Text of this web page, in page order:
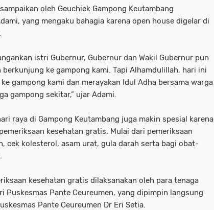
oleh Geuchiek Gampong Keutambang
yang mengaku bahagia karena open house digelar di
istri Gubernur, Gubernur dan Wakil Gubernur pun
berkunjung ke gampong kami. Tapi Alhamdulillah, hari ini
gampong kami dan merayakan Idul Adha bersama warga
gampong sekitar,” ujar Adami.
raya di Gampong Keutambang juga makin spesial karena
kesehatan gratis. Mulai dari pemeriksaan
cek kolesterol, asam urat, gula darah serta bagi obat-
kesehatan gratis dilaksanakan oleh para tenaga
Puskesmas Pante Ceureumen, yang dipimpin langsung
Pante Ceureumen Dr Eri Setia.